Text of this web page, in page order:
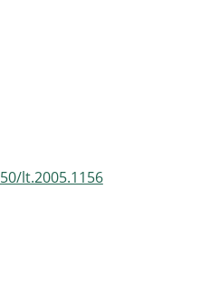
lt.2005.1156